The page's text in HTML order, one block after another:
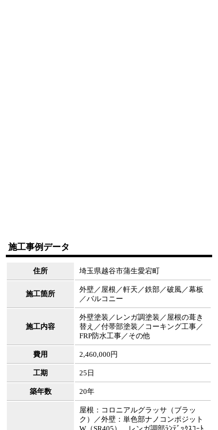
施工事例データ
住所 埼玉県越谷市蒲生愛宕町
施工箇所
外壁／屋根／軒天／鉄部／破風／幕板
／バルコニー
施工内容
外壁塗装／レンガ調塗装／屋根の葺き
替え／付帯部塗装／コーキング工事／
FRP防水工事／その他
費用 2,460,000円
工期 25日
築年数 20年
屋根：コロニアルグラッサ（ブラッ
ク）／外壁：単色部ナノコンポジット
W（SR405）、レンガ調部ﾗﾝﾃﾞｯｸｽｺｰﾄ